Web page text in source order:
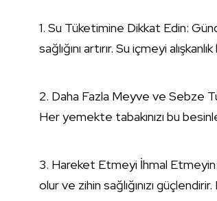
1. Su Tüketimine Dikkat Edin:
sağlığını artırır. Su içmeyi
2. Daha Fazla Meyve ve Sebze
Her yemekte tabakınızı bu
3. Hareket Etmeyi İhmal Etmeyin:
olur ve zihin sağlığınızı